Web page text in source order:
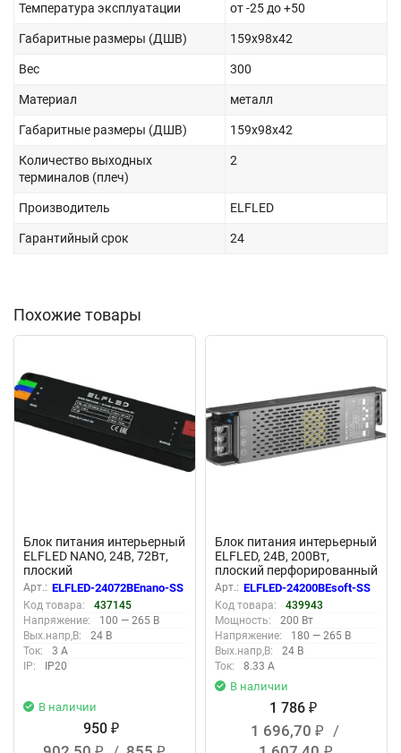
Температура эксплуатации от -25 до +50
Габаритные размеры (ДШВ) 159х98х42
Вес 300
Материал металл
Габаритные размеры (ДШВ) 159х98х42
Количество выходных
терминалов (плеч)
2
Производитель ELFLED
Гарантийный срок 24
Похожие товары
Блок питания интерьерный
ELFLED NANO, 24В, 72Вт,
плоский
Арт.: ELFLED-24072BEnano-SS
Код товара:
437145
Напряжение:
100 — 265 В
Вых.напр,В:
24 В
Ток:
3 А
IP:
IP20
В наличии
950 ₽
Блок питания интерьерный
ELFLED, 24В, 200Вт,
плоский перфорированный
корпус (с плавным пуском)
Арт.: ELFLED-24200BEsoft-SS
Код товара:
439943
Мощность:
200 Вт
Напряжение:
180 — 265 В
Вых.напр,В:
24 В
Ток:
8.33 А
В наличии
1 786 ₽
1 696,70 ₽
/